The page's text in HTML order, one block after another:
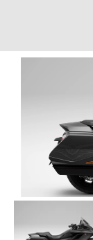
Previous